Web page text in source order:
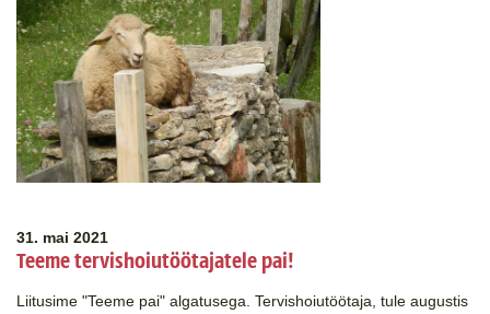
31. mai 2021
Teeme tervishoiutöötajatele pai!
Liitusime "Teeme pai" algatusega. Tervishoiutöötaja, tule augustis